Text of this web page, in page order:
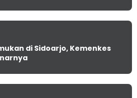
di Sidoarjo, Kemenkes